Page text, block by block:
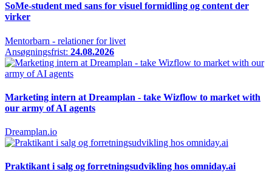
SoMe-student med sans for visuel formidling og content der
virker
Mentorbarn - relationer for livet
Ansøgningsfrist: 24.08.2026
Marketing intern at Dreamplan - take Wizflow to market with
our army of AI agents
Dreamplan.io
Praktikant i salg og forretningsudvikling hos omniday.ai